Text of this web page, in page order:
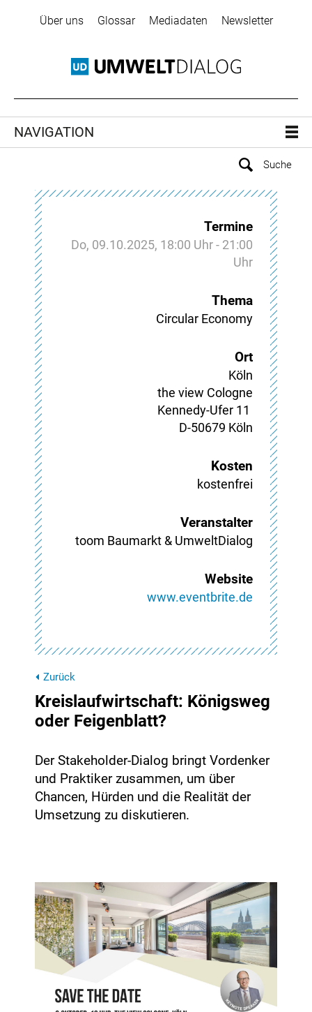
Über uns Glossar Mediadaten Newsletter
NAVIGATION
Termine
Do, 09.10.2025, 18:00 Uhr - 21:00
Uhr
Thema
Circular Economy
Ort
Köln
the view Cologne
Kennedy-Ufer 11
D-50679 Köln
Kosten
kostenfrei
Veranstalter
toom Baumarkt & UmweltDialog
Website
www.eventbrite.de
Zurück
Kreislaufwirtschaft: Königsweg
oder Feigenblatt?
Der Stakeholder-Dialog bringt Vordenker
und Praktiker zusammen, um über
Chancen, Hürden und die Realität der
Umsetzung zu diskutieren.